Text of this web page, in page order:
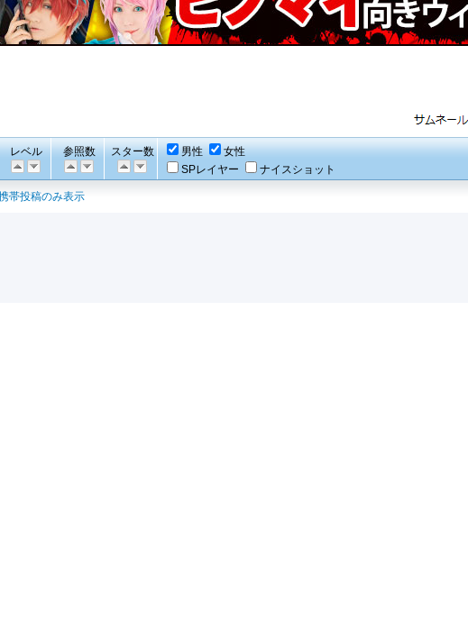
レベル 参照数 スター数 男性
女性
SPレイヤー
ナイスショット
帯投稿のみ表示